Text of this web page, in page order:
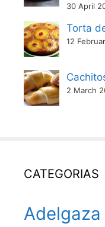
30 April
Torta
12
2 March
CATEGORIAS